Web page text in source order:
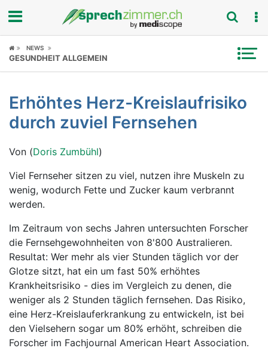
Fokus
Symptome
Ratgeber
Rubriken
NEWS
GESUNDHEIT ALLGEMEIN
Erhöhtes Herz-Kreislaufrisiko
durch zuviel Fernsehen
Von (Doris Zumbühl)
Viel Fernseher sitzen zu viel, nutzen ihre Muskeln zu
wenig, wodurch Fette und Zucker kaum verbrannt
werden.
Im Zeitraum von sechs Jahren untersuchten Forscher
die Fernsehgewohnheiten von 8'800 Australieren.
Resultat: Wer mehr als vier Stunden täglich vor der
Glotze sitzt, hat ein um fast 50% erhöhtes
Krankheitsrisiko - dies im Vergleich zu denen, die
weniger als 2 Stunden täglich fernsehen. Das Risiko,
eine Herz-Kreislauferkrankung zu entwickeln, ist bei
den Vielsehern sogar um 80% erhöht, schreiben die
Forscher im Fachjournal American Heart Association.